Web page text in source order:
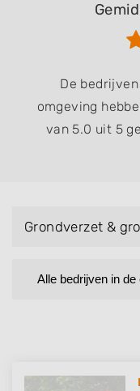
De
omgeving
van 5.0 uit 5
Grondverzet &
Alle bedrijven in de